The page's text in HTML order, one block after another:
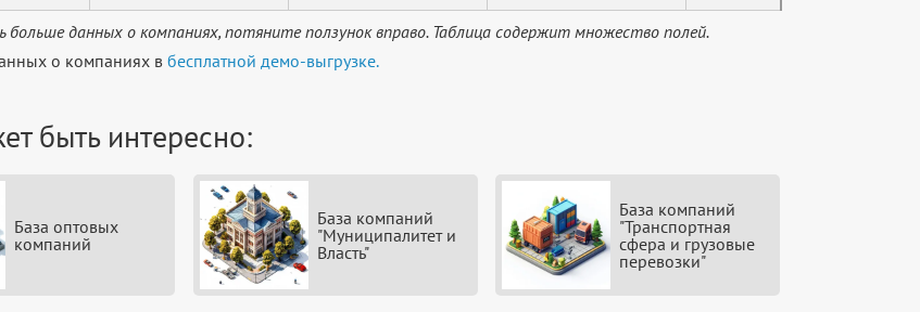
больше данных о компаниях, потяните ползунок вправо. Таблица содержит множество полей.
о компаниях вбесплатной демо-выгрузке.
быть интересно:
База оптовых
компаний
База компаний
"Муниципалитет и
Власть"
База компаний
"Транспортная
сфера и грузовые
перевозки"